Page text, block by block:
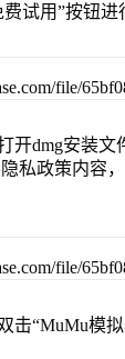
试用”按钮进
开dmg安装文
私政策内容
击“MuMu模